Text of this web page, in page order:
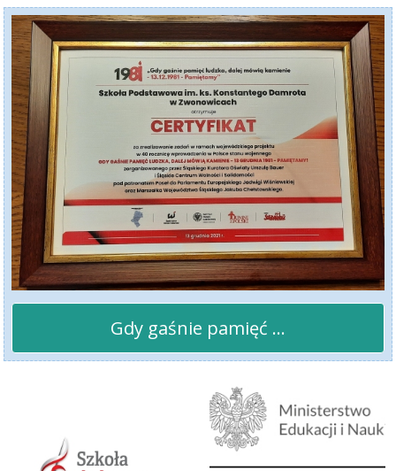
Gdy gaśnie pamięć ...